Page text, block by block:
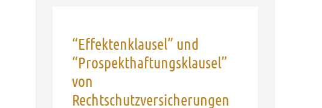
“Effektenklausel” und
“Prospekthaftungsklausel”
von
Rechtschutzversicherungen